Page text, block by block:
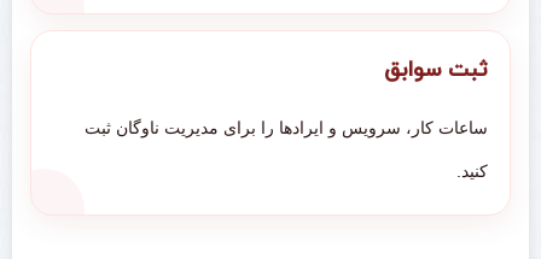
ثبت سوابق
ساعات کار، سرویس و ایرادها را برای مدیریت ناوگان ثبت
کنید.